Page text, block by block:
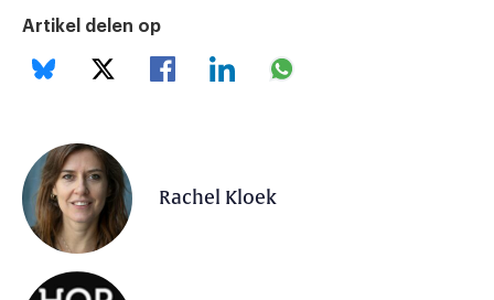
Artikel delen op
Rachel Kloek